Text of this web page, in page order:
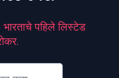
भारताचे पहिले लिस्टेड